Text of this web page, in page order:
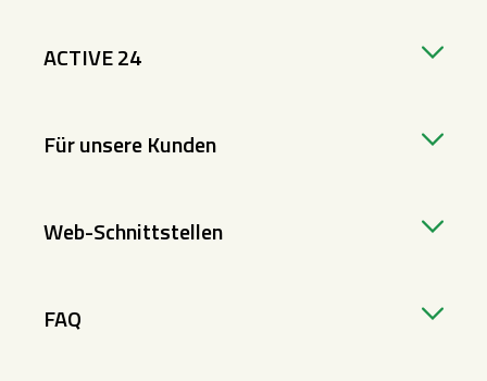
ACTIVE 24
Für unsere Kunden
Web-Schnittstellen
FAQ